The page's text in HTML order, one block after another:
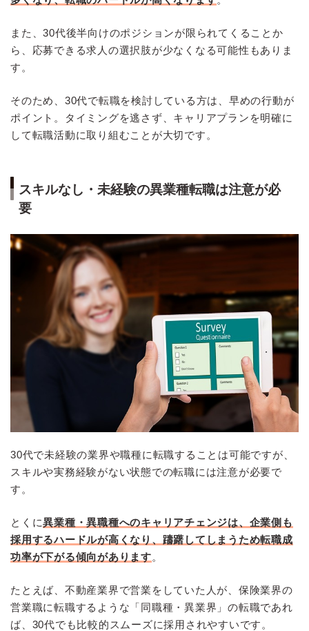
また、30代後半向けのポジションが限られてくることか
ら、応募できる求人の選択肢が少なくなる可能性もありま
す。
そのため、30代で転職を検討している方は、早めの行動が
ポイント。タイミングを逃さず、キャリアプランを明確に
して転職活動に取り組むことが大切です。
スキルなし・未経験の異業種転職は注意が必
要
30代で未経験の業界や職種に転職することは可能ですが、
スキルや実務経験がない状態での転職には注意が必要で
す。
とくに異業種・異職種へのキャリアチェンジは、企業側も
採用するハードルが高くなり、躊躇してしまうため転職成
功率が下がる傾向があります。
たとえば、不動産業界で営業をしていた人が、保険業界の
営業職に転職するような「同職種・異業界」の転職であれ
ば、30代でも比較的スムーズに採用されやすいです。